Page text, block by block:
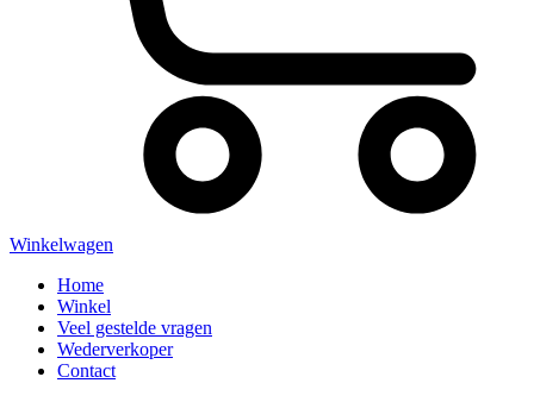
Winkelwagen
Home
Winkel
Veel gestelde vragen
Wederverkoper
Contact